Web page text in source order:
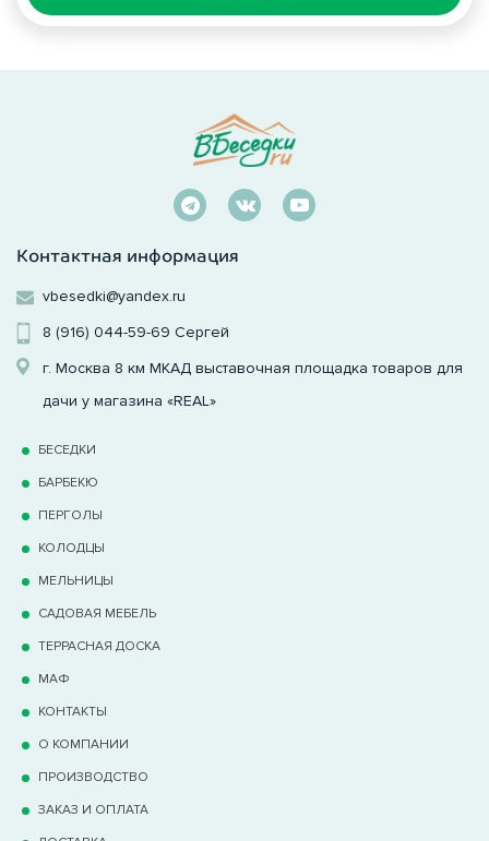
Контактная информация
vbesedki@yandex.ru
8 (916) 044-59-69 Сергей
г. Москва 8 км МКАД выставочная площадка товаров для
дачи у магазина «REAL»
БЕСЕДКИ
БАРБЕКЮ
ПЕРГОЛЫ
КОЛОДЦЫ
МЕЛЬНИЦЫ
САДОВАЯ МЕБЕЛЬ
ТЕРРАCНАЯ ДОСКА
МАФ
КОНТАКТЫ
О КОМПАНИИ
ПРОИЗВОДСТВО
ЗАКАЗ И ОПЛАТА